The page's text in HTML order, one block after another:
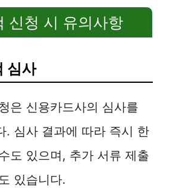
신청 시 유의사항
심사
은 신용카드사의 심사를
. 심사 결과에 따라 즉시 한
도 있으며, 추가 서류 제출
있습니다.